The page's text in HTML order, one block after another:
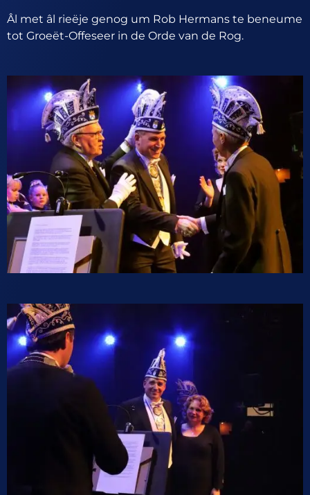
Âl met âl rieëje genog um Rob Hermans te beneume
tot Groeët-Offeseer in de Orde van de Rog.